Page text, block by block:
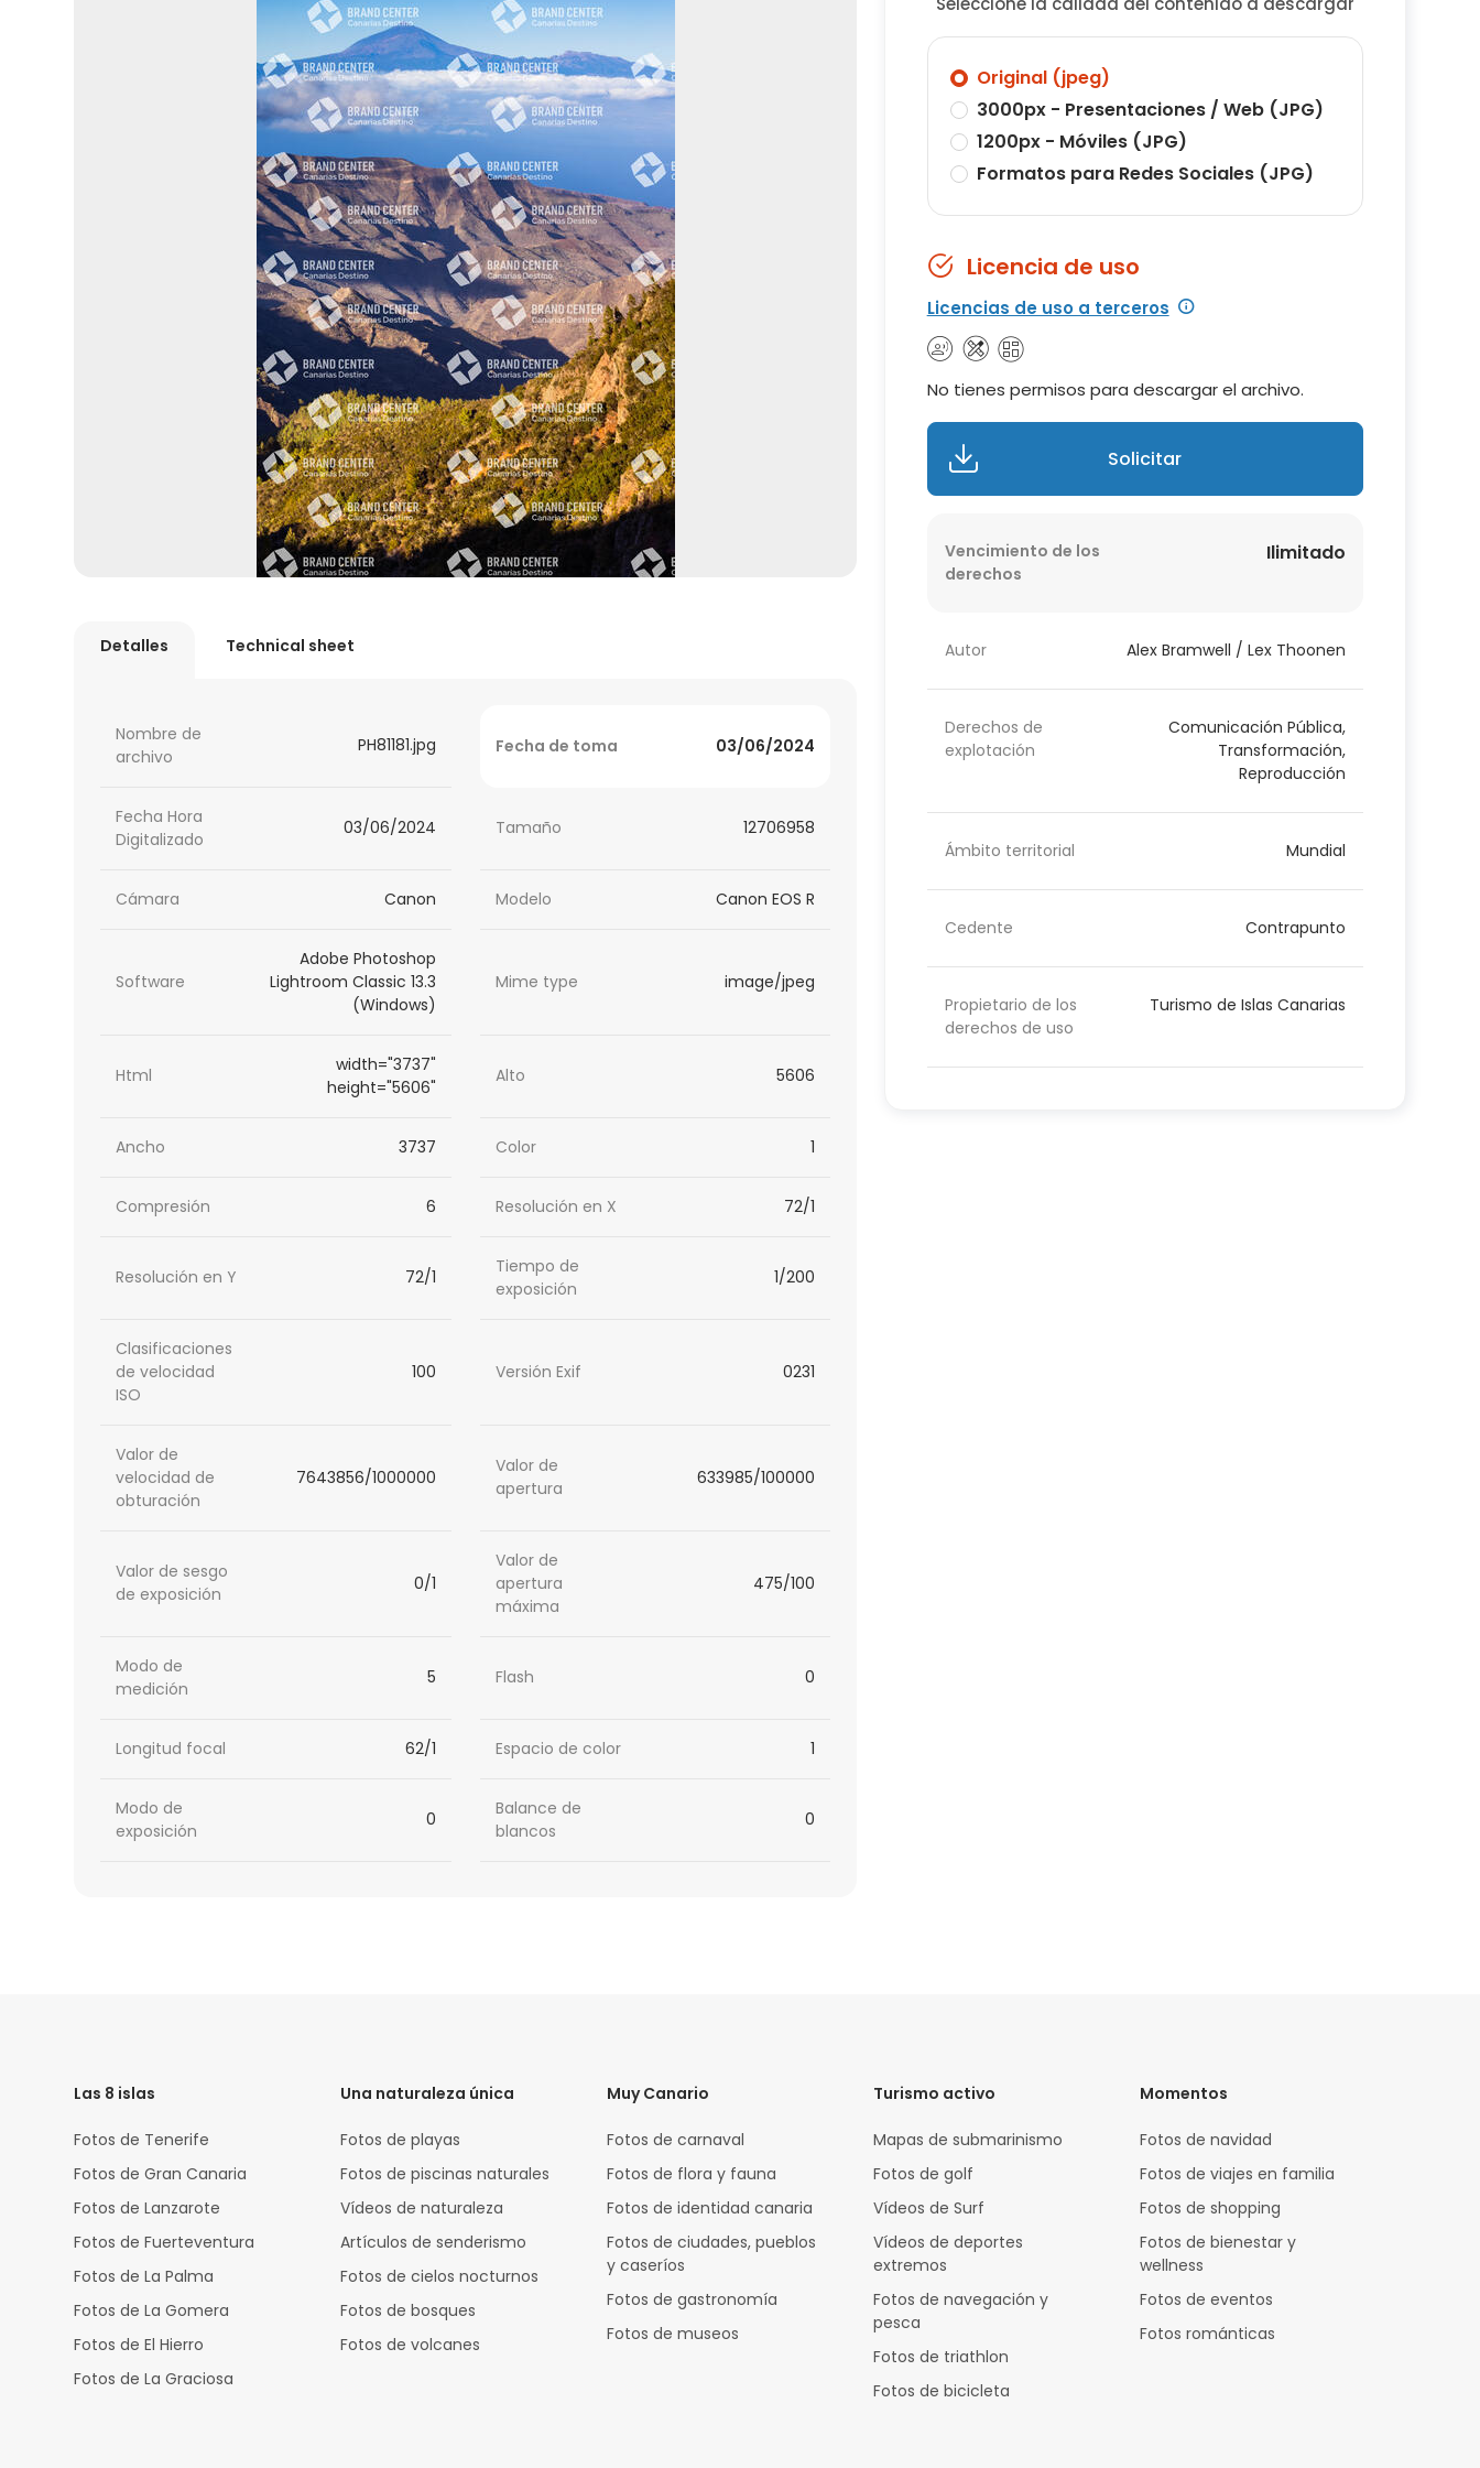
Detalles Technical sheet
Nombre de
archivo
PH81181.jpg Fecha de toma 03/06/2024
Fecha Hora
Digitalizado
03/06/2024 Tamaño 12706958
Cámara Canon Modelo Canon EOS R
Software
Adobe Photoshop
Lightroom Classic 13.3
(Windows)
Mime type image/jpeg
Html
width="3737"
height="5606"
Alto 5606
Ancho 3737 Color 1
Compresión 6 Resolución en X 72/1
Resolución en Y 72/1
Tiempo de
exposición
1/200
Clasificaciones
de velocidad
ISO
100 Versión Exif 0231
Valor de
velocidad de
obturación
7643856/1000000
Valor de
apertura
633985/100000
Valor de sesgo
de exposición
0/1
Valor de
apertura
máxima
475/100
Modo de
medición
5 Flash 0
Longitud focal 62/1 Espacio de color 1
Modo de
exposición
0
Balance de
blancos
0
Original (jpeg)
3000px - Presentaciones / Web (JPG)
1200px - Móviles (JPG)
Formatos para Redes Sociales (JPG)
Licencia de uso
Licencias de uso a terceros
No tienes permisos para descargar el archivo.
Solicitar
Vencimiento de los
derechos
Ilimitado
Autor Alex Bramwell / Lex Thoonen
Derechos de
explotación
Comunicación Pública,
Transformación,
Reproducción
Ámbito territorial Mundial
Cedente Contrapunto
Propietario de los
derechos de uso
Turismo de Islas Canarias
Las 8 islas
Fotos de Tenerife
Fotos de Gran Canaria
Fotos de Lanzarote
Fotos de Fuerteventura
Fotos de La Palma
Fotos de La Gomera
Fotos de El Hierro
Fotos de La Graciosa
Una naturaleza única
Fotos de playas
Fotos de piscinas naturales
Vídeos de naturaleza
Artículos de senderismo
Fotos de cielos nocturnos
Fotos de bosques
Fotos de volcanes
Muy Canario
Fotos de carnaval
Fotos de flora y fauna
Fotos de identidad canaria
Fotos de ciudades, pueblos
y caseríos
Fotos de gastronomía
Fotos de museos
Turismo activo
Mapas de submarinismo
Fotos de golf
Vídeos de Surf
Vídeos de deportes
extremos
Fotos de navegación y
pesca
Fotos de triathlon
Fotos de bicicleta
Momentos
Fotos de navidad
Fotos de viajes en familia
Fotos de shopping
Fotos de bienestar y
wellness
Fotos de eventos
Fotos románticas